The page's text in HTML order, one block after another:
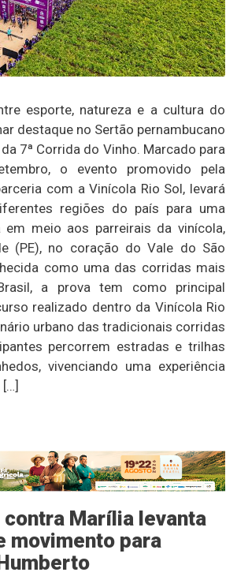
esporte, natureza e a cultura do
destaque no Sertão pernambucano
7ª Corrida do Vinho. Marcado para
o evento promovido pela
com a Vinícola Rio Sol, levará
regiões do país para uma
em meio aos parreirais da vinícola,
(PE), no coração do Vale do São
como uma das corridas mais
a prova tem como principal
realizado dentro da Vinícola Rio
urbano das tradicionais corridas
percorrem estradas e trilhas
vivenciando uma experiência
contra Marília levanta
movimento para